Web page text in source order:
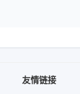
友情链接